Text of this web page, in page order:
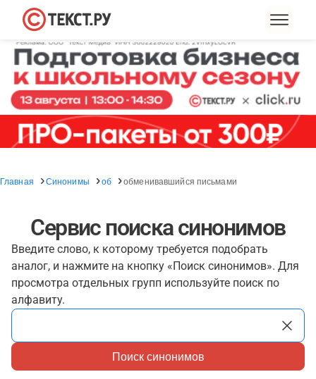
Главная Синонимы об обменивавшийся письмами
Сервис поиска синонимов
Введите слово, к которому требуется подобрать
аналог, и нажмите на кнопку «Поиск синонимов». Для
просмотра отдельных групп используйте поиск по
алфавиту.
Поиск синонимов